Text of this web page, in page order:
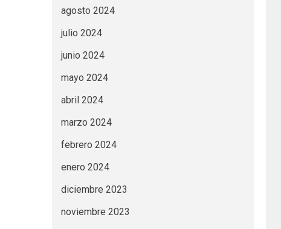
agosto 2024
julio 2024
junio 2024
mayo 2024
abril 2024
marzo 2024
febrero 2024
enero 2024
diciembre 2023
noviembre 2023